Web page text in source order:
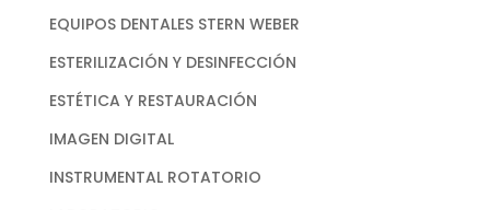
EQUIPOS DENTALES STERN WEBER
ESTERILIZACIÓN Y DESINFECCIÓN
ESTÉTICA Y RESTAURACIÓN
IMAGEN DIGITAL
INSTRUMENTAL ROTATORIO